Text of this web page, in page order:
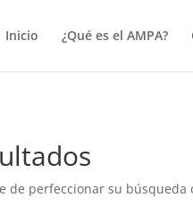
Inicio
¿Qué es el AMPA?
de perfeccionar su